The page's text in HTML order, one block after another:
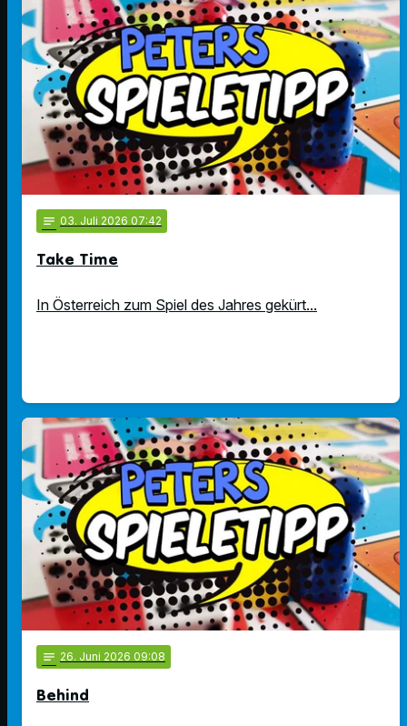
notes 03. Juli 2026 07:42
Take Time
In Österreich zum Spiel des Jahres gekürt...
notes 26. Juni 2026 09:08
Behind